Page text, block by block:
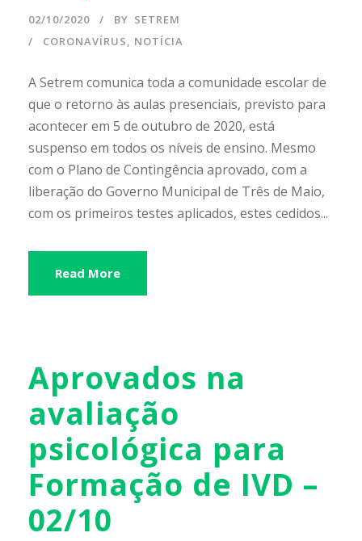
02/10/2020 BY SETREM
CORONAVÍRUS, NOTÍCIA
A Setrem comunica toda a comunidade escolar de
que o retorno às aulas presenciais, previsto para
acontecer em 5 de outubro de 2020, está
suspenso em todos os níveis de ensino. Mesmo
com o Plano de Contingência aprovado, com a
liberação do Governo Municipal de Três de Maio,
com os primeiros testes aplicados, estes cedidos...
Read More
Aprovados na
avaliação
psicológica para
Formação de IVD –
02/10